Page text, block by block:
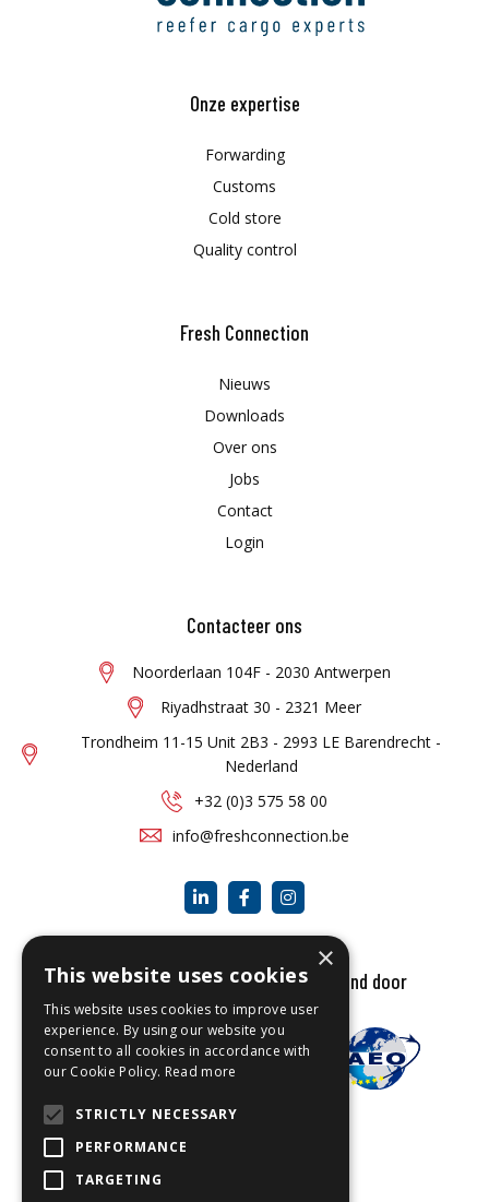
Contacteer ons
Noorderlaan 104F - 2030 Antwerpen
Riyadhstraat 30 - 2321 Meer
Trondheim 11-15 Unit 2B3 - 2993 LE Barendrecht -
Nederland
+32 (0)3 575 58 00
info@freshconnection.be
Onze expertise
Forwarding
Customs
Cold store
Quality control
Fresh Connection
Nieuws
Downloads
Over ons
Jobs
Contact
Login
Onze kwalitatieve services zijn erkend door
×
This website uses cookies
This website uses cookies to improve user
experience. By using our website you
consent to all cookies in accordance with
our Cookie Policy. Read more
STRICTLY NECESSARY
PERFORMANCE
TARGETING